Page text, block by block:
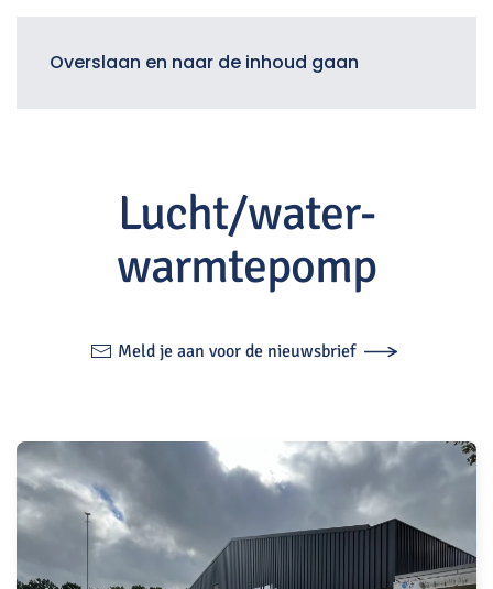
Overslaan en naar de inhoud gaan
Lucht/water-
warmtepomp
Meld je aan voor de nieuwsbrief